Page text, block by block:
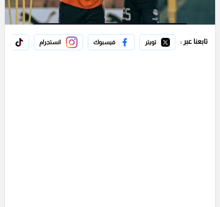
تابعنا عبر : تويتر فيسبوك انستجرام